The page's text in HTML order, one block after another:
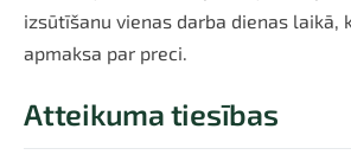
izsūtīšanu vienas darba dienas laikā,
apmaksa par preci.
Atteikuma tiesības